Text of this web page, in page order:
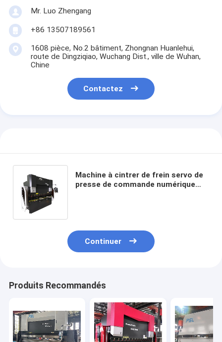
Mr. Luo Zhengang
+86 13507189561
1608 pièce, No.2 bâtiment, Zhongnan Huanlehui,
route de Dingziqiao, Wuchang Dist., ville de Wuhan,
Chine
Contactez
Machine à cintrer de frein servo de
presse de commande numérique
Continuer
Produits Recommandés